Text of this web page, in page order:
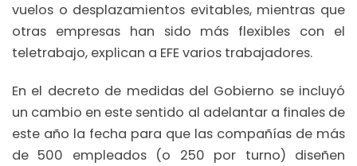
vuelos o desplazamientos evitables, mientras que
otras empresas han sido más flexibles con el
teletrabajo, explican a EFE varios trabajadores.
En el decreto de medidas del Gobierno se incluyó
un cambio en este sentido al adelantar a finales de
este año la fecha para que las compañías de más
de 500 empleados (o 250 por turno) diseñen